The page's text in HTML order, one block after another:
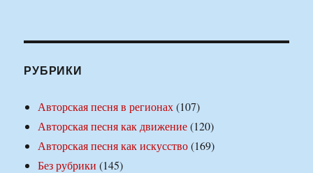
РУБРИКИ
Авторская песня в регионах(107)
Авторская песня как движение(120)
Авторская песня как искусство(169)
Без рубрики (145)